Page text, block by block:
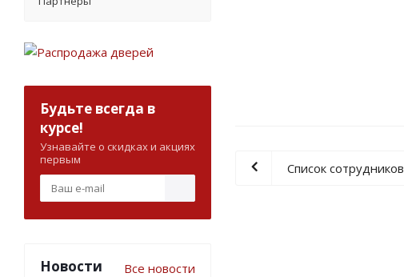
Список сотрудников
Будьте всегда в
курсе!
Узнавайте о скидках и акциях
первым
Новости Все новости